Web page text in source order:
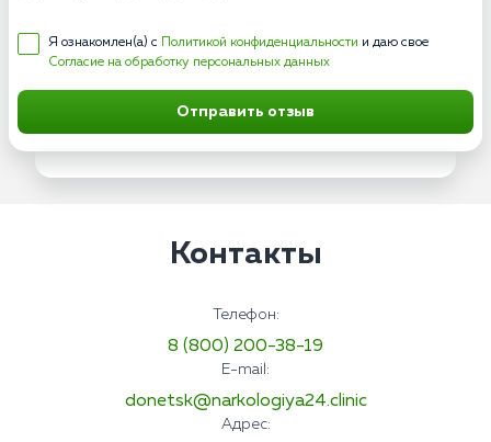
Я ознакомлен(а) с Политикой конфиденциальности и даю свое
Согласие на обработку персональных данных
Отправить отзыв
Контакты
Телефон:
8 (800) 200-38-19
E-mail:
donetsk@narkologiya24.clinic
Адрес: